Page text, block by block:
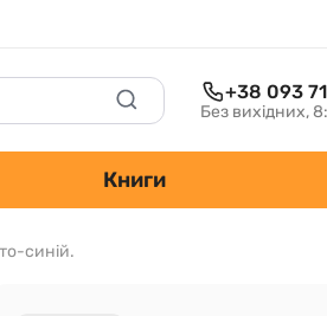
+38 093
Без вихідних,
Книги
синій.